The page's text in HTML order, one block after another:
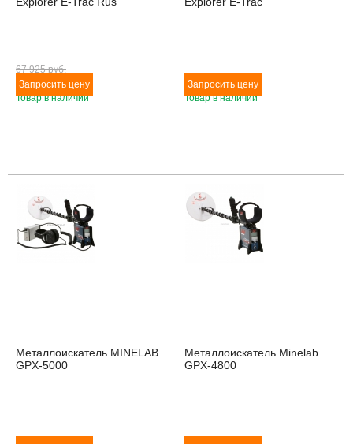
67 925 pуб.
Товар в наличии Товар в наличии
Металлоискатель MINELAB
GPX-5000
Товара нет в наличии
Металлоискатель Minelab
GPX-4800